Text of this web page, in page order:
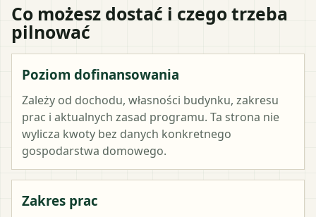
Co możesz dostać i czego trzeba
pilnować
Poziom dofinansowania
Zależy od dochodu, własności budynku, zakresu
prac i aktualnych zasad programu. Ta strona nie
wylicza kwoty bez danych konkretnego
gospodarstwa domowego.
Zakres prac